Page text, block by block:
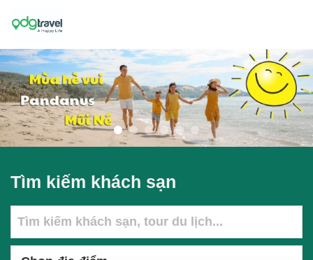
Tìm kiếm khách sạn